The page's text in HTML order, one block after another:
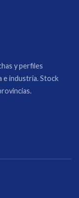
y perfiles
e industria. Stock